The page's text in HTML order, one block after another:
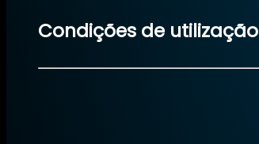
Condições de utilização